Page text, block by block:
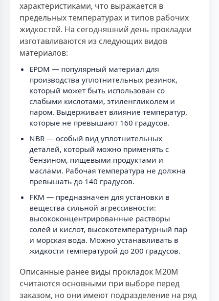
характеристиками, что выражается в
предельных температурах и типов рабочих
жидкостей. На сегодняшний день прокладки
изготавливаются из следующих видов
материалов:
EPDM — популярный материал для
производства уплотнительных резинок,
который может быть использован со
слабыми кислотами, этиленгликолем и
паром. Выдерживает влияние температур,
которые не превышают 160 градусов.
NBR — особый вид уплотнительных
деталей, который можно применять с
бензином, пищевыми продуктами и
маслами. Рабочая температура не должна
превышать до 140 градусов.
FKM — предназначен для установки в
вещества сильной агрессивности:
высококонцентрированные растворы
солей и кислот, высокотемпературный пар
и морская вода. Можно устанавливать в
жидкости температурой до 200 градусов.
Описанные ранее виды прокладок М20М
считаются основными при выборе перед
заказом, но они имеют подразделение на ряд